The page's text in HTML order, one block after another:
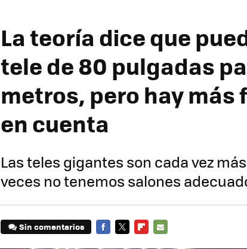
La teoría dice que
tele de 80 pulgadas
metros, pero hay
en cuenta
Las teles gigantes son cada vez
veces no tenemos salones
Sin comentarios